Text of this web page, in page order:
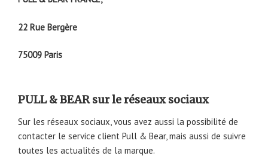
22 Rue Bergère
75009 Paris
PULL & BEAR sur le réseaux sociaux
Sur les réseaux sociaux, vous avez aussi la possibilité de
contacter le service client Pull & Bear, mais aussi de suivre
toutes les actualités de la marque.